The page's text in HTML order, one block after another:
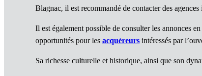
Blagnac, il est recommandé de contacter des
Il est également possible de consulter les annonces
opportunités pour les acquéreurs intéressés par
Sa richesse culturelle et historique, ainsi que son